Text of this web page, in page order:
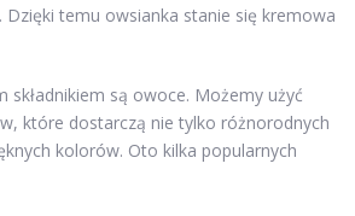
Dzięki temu owsianka stanie się kremowa
składnikiem są owoce. Możemy użyć
które dostarczą nie tylko różnorodnych
kolorów. Oto kilka popularnych